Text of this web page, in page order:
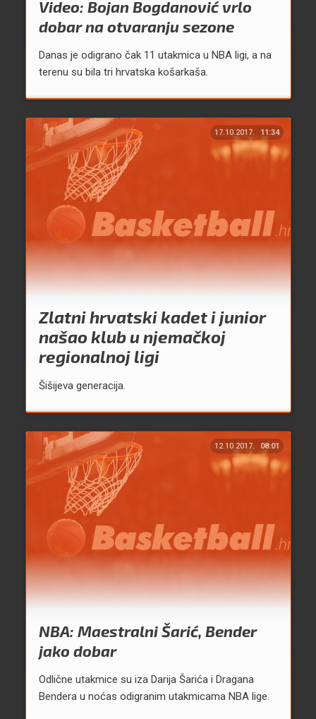
Video: Bojan Bogdanović vrlo
dobar na otvaranju sezone
Danas je odigrano čak 11 utakmica u NBA ligi, a na
terenu su bila tri hrvatska košarkaša.
17.10.2017. 11:34
Zlatni hrvatski kadet i junior
našao klub u njemačkoj
regionalnoj ligi
Šišijeva generacija.
12.10.2017. 08:01
NBA: Maestralni Šarić, Bender
jako dobar
Odlične utakmice su iza Darija Šarića i Dragana
Bendera u noćas odigranim utakmicama NBA lige.